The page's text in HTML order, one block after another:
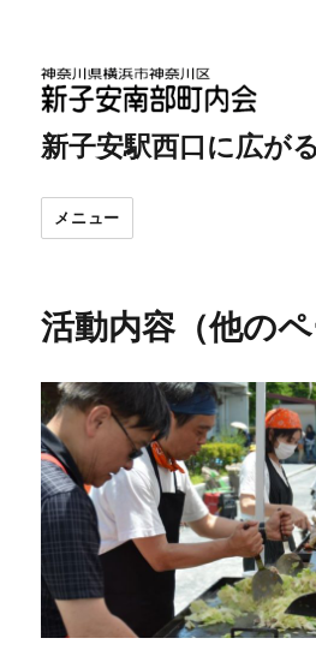
新子安駅西口に広が
メニュー
活動内容（他のペ